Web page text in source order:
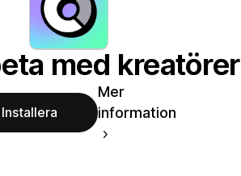
med kreatörer
Installera
Mer
information